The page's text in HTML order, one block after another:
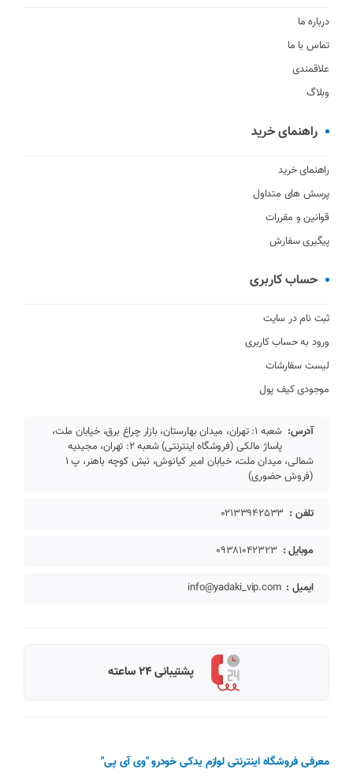
درباره ما
تماس با ما
علاقمندی
وبلاگ
راهنمای خرید
راهنمای خرید
پرسش های متداول
قوانین و مقررات
پیگیری سفارش
حساب کاربری
ثبت نام در سایت
ورود به حساب کاربری
لیست سفارشات
موجودی کیف پول
آدرس:
شعبه 1: تهران، میدان بهارستان، بازار چراغ برق، خیابان ملت،
پاساژ مالکی (فروشگاه اینترنتی) شعبه 2: تهران، مجیدیه
شمالی، میدان ملت، خیابان امیر کیانوش، نبش کوچه باهنر، پ 1
(فروش حضوری)
تلفن : 02133942533
موبایل : 09381042323
ایمیل : info@yadaki_vip.com
پشتیبانی 24 ساعته
معرفی فروشگاه اینترنتی لوازم یدکی خودرو "وی آی پی"